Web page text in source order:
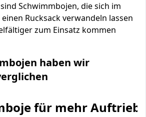
Schwimmbojen, die sich im
Rucksack verwandeln lassen
zum Einsatz kommen
haben wir
für mehr Auftrieb